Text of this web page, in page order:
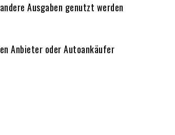
Ausgaben genutzt werden
Anbieter oder Autoankäufer